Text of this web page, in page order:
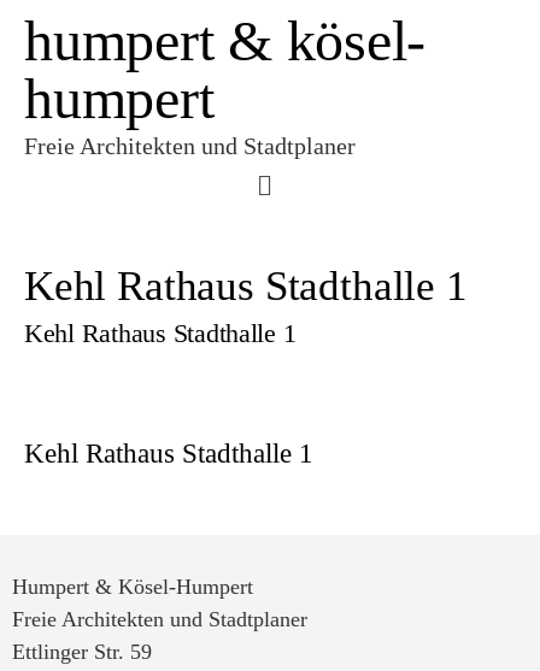
humpert & kösel-
humpert
Freie Architekten und Stadtplaner
Kehl Rathaus Stadthalle 1
Kehl Rathaus Stadthalle 1
Kehl Rathaus Stadthalle 1
Humpert & Kösel-Humpert
Freie Architekten und Stadtplaner
Ettlinger Str. 59